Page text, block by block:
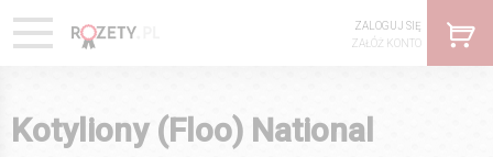
ZALOGUJ SIĘ
ZAŁÓŻ KONTO
Kotyliony (Floo) National